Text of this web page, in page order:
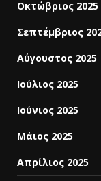
Οκτώβριος 2025
Σεπτέμβριος
Αύγουστος 2025
Ιούλιος 2025
Ιούνιος 2025
Μάιος 2025
Απρίλιος 2025